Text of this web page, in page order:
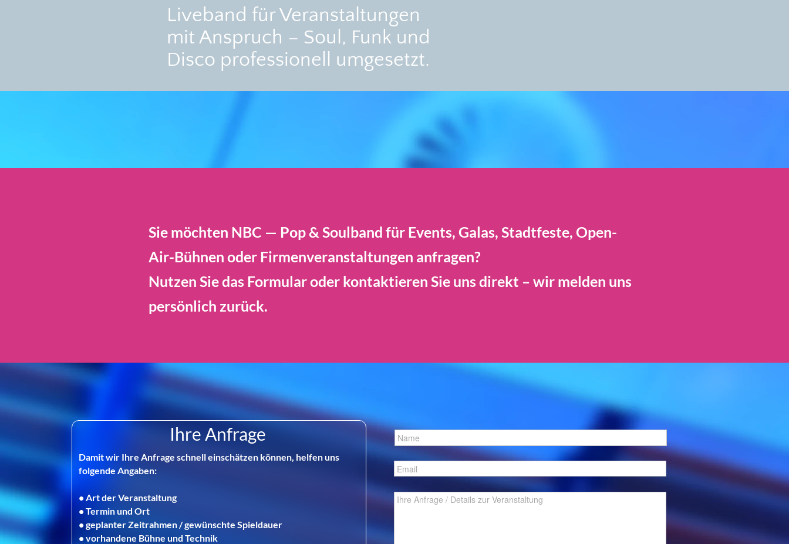
Liveband für Veranstaltungen
mit Anspruch – Soul, Funk und
Disco professionell umgesetzt.
Sie möchten NBC — Pop & Soulband für Events, Galas, Stadtfeste, Open-
Air-Bühnen oder Firmenveranstaltungen anfragen?
Nutzen Sie das Formular oder kontaktieren Sie uns direkt – wir melden uns
persönlich zurück.
Ihre Anfrage
Damit wir Ihre Anfrage schnell einschätzen können, helfen uns
folgende Angaben:
• Art der Veranstaltung
• Termin und Ort
• geplanter Zeitrahmen / gewünschte Spieldauer
• vorhandene Bühne und Technik